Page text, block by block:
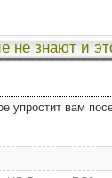
не знают и
упростит вам